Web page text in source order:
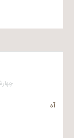
چهارشنبه ۳۰ شهریور
آه